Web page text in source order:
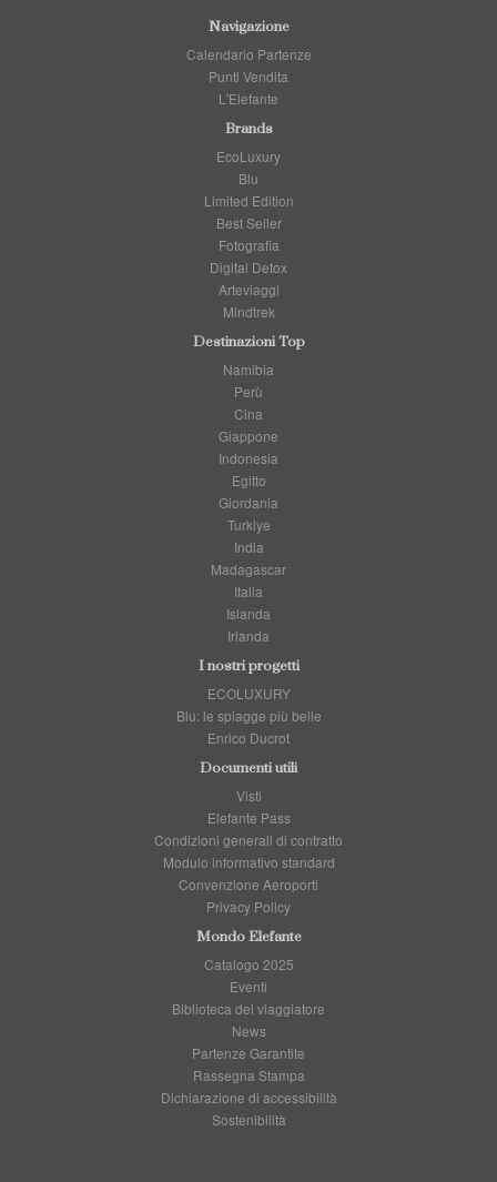
Navigazione
Calendario Partenze
Punti Vendita
L'Elefante
Brands
EcoLuxury
Blu
Limited Edition
Best Seller
Fotografia
Digital Detox
Arteviaggi
Mindtrek
Destinazioni Top
Namibia
Perù
Cina
Giappone
Indonesia
Egitto
Giordania
Turkiye
India
Madagascar
Italia
Islanda
Irlanda
I nostri progetti
ECOLUXURY
Blu: le spiagge più belle
Enrico Ducrot
Documenti utili
Visti
Elefante Pass
Condizioni generali di contratto
Modulo informativo standard
Convenzione Aeroporti
Privacy Policy
Mondo Elefante
Catalogo 2025
Eventi
Biblioteca del viaggiatore
News
Partenze Garantite
Rassegna Stampa
Dichiarazione di accessibilità
Sostenibilità